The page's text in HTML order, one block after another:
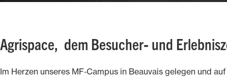
Agrispace, dem Besucher‑ und
Im Herzen unseres MF‑Campus in Beauvais gelegen und